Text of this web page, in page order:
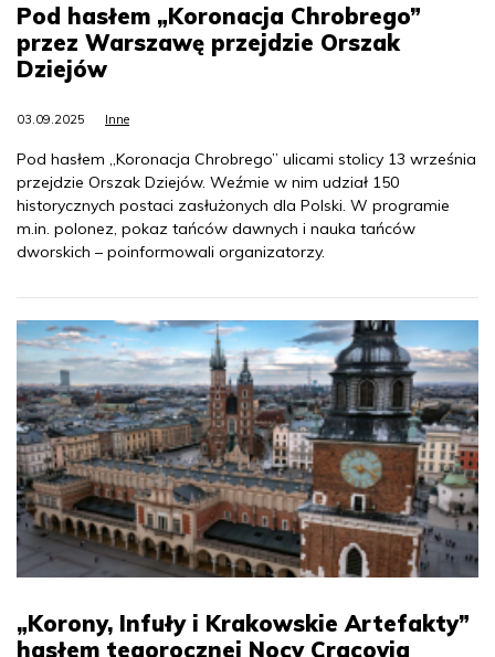
Pod hasłem „Koronacja Chrobrego”
przez Warszawę przejdzie Orszak
Dziejów
03.09.2025 Inne
Pod hasłem „Koronacja Chrobrego” ulicami stolicy 13 września
przejdzie Orszak Dziejów. Weźmie w nim udział 150
historycznych postaci zasłużonych dla Polski. W programie
m.in. polonez, pokaz tańców dawnych i nauka tańców
dworskich – poinformowali organizatorzy.
„Korony, Infuły i Krakowskie Artefakty”
hasłem tegorocznej Nocy Cracovia